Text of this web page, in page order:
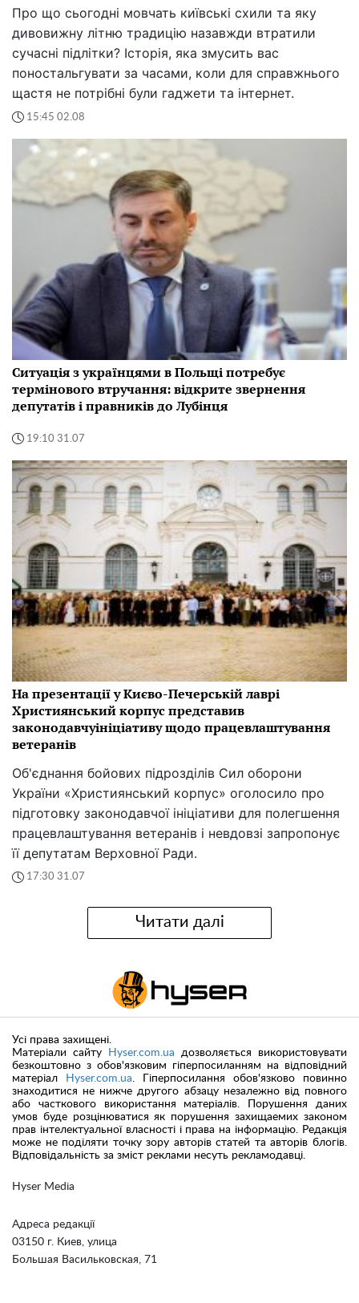
Про що сьогодні мовчать київські схили та яку
дивовижну літню традицію назавжди втратили
сучасні підлітки? Історія, яка змусить вас
поностальгувати за часами, коли для справжнього
щастя не потрібні були гаджети та інтернет.
15:45 02.08
Ситуація з українцями в Польщі потребує
термінового втручання: відкрите звернення
депутатів і правників до Лубінця
19:10 31.07
На презентації у Києво-Печерській лаврі
Християнський корпус представив
законодавчуініціативу щодо працевлаштування
ветеранів
Об'єднання бойових підрозділів Сил оборони
України «Християнський корпус» оголосило про
підготовку законодавчої ініціативи для полегшення
працевлаштування ветеранів і невдовзі запропонує
її депутатам Верховної Ради.
17:30 31.07
Читати далі
Hyser Media
Адреса редакції
03150 г. Киев, улица
Большая Васильковская, 71
Усі права захищені.
Матеріали сайту
Hyser.com.ua дозволяється використовувати
безкоштовно з обов'язковим гіперпосиланням на відповідний
матеріал
Hyser.com.ua. Гіперпосилання обов'язково повинно
знаходитися не нижче другого абзацу незалежно від повного
або часткового використання матеріалів. Порушення даних
умов буде розцінюватися як порушення захищаемих законом
прав інтелектуальної власності і права на інформацію. Редакція
може не поділяти точку зору авторів статей та авторів блогів.
Відповідальність за зміст реклами несуть рекламодавці.